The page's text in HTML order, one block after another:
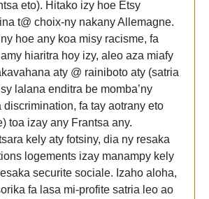
eto). Hitako izy hoe Etsy
t@ choix-ny nakany Allemagne.
hoe any koa misy racisme, fa
hiaritra hoy izy, aleo aza miafy
aty @ rainiboto aty (satria
lalana enditra be momba’ny
discrimination, fa tay aotrany eto
toa izay any Frantsa any.
kely aty fotsiny, dia ny resaka
logements izay manampy kely
securite sociale. Izaho aloha,
fa lasa mi-profite satria leo ao